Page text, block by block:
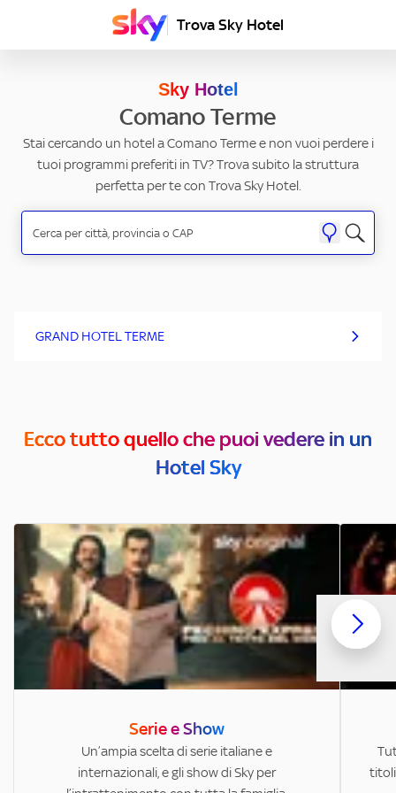
Trova Sky Hotel
Sky Hotel
Comano Terme
Stai cercando un hotel a Comano Terme e non vuoi perdere i
tuoi programmi preferiti in TV? Trova subito la struttura
perfetta per te con Trova Sky Hotel.
GRAND HOTEL TERME
Ecco tutto quello che puoi vedere in un
Hotel Sky
Serie e Show
Un’ampia scelta di serie italiane e
internazionali, e gli show di Sky per
titoli